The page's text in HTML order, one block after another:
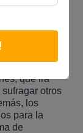
que irá
otros
los
para la
de